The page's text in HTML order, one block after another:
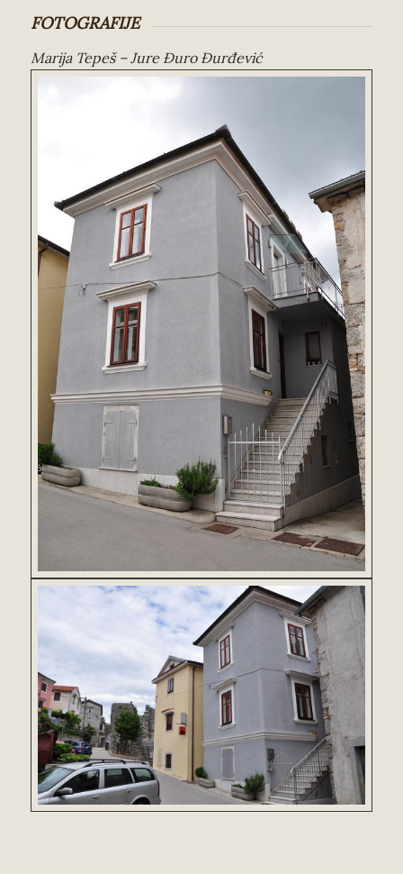
FOTOGRAFIJE
Marija Tepeš – Jure Đuro Đurđević